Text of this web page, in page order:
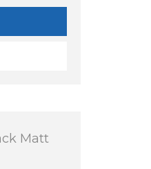
Matt